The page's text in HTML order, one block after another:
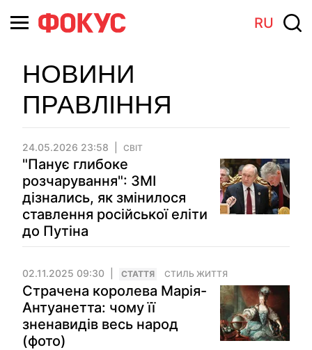
RU
НОВИНИ
ПРАВЛІННЯ
24.05.2026 23:58 СВІТ
"Панує глибоке
розчарування": ЗМІ
дізнались, як змінилося
ставлення російської еліти
до Путіна
02.11.2025 09:30 СТАТТЯ СТИЛЬ ЖИТТЯ
Страчена королева Марія-
Антуанетта: чому її
зненавидів весь народ
(фото)